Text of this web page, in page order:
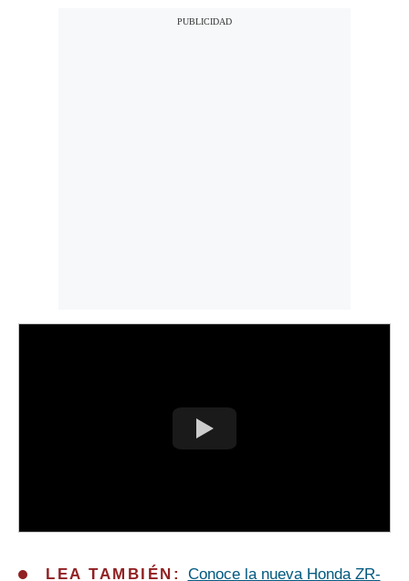
LEA TAMBIÉN: Conoce la nueva Honda ZR-